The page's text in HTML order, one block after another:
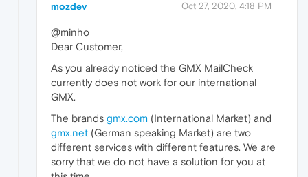
mozdev Oct 27, 2020, 4:18 PM
@minho
Dear Customer,
As you already noticed the GMX MailCheck
currently does not work for our international
GMX.
The brands gmx.com (International Market) and
gmx.net (German speaking Market) are two
different services with different features. We are
sorry that we do not have a solution for you at